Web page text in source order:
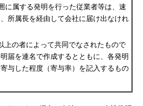
属する発明を行った従業者等は、速
所属長を経由して会社に届け出なけれ
の者によって共同でなされたもので
届を連名で作成するとともに、各発明
与した程度（寄与率）を記入するもの